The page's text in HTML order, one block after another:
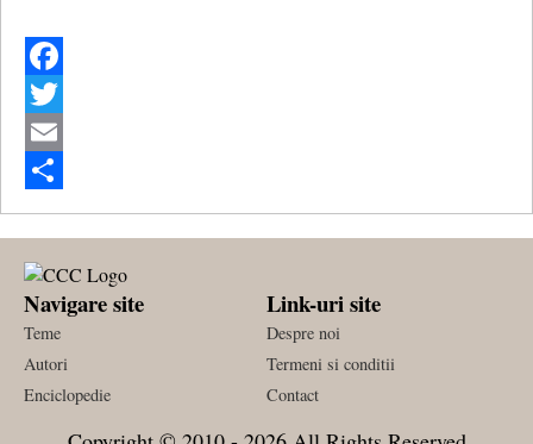
Facebook
Twitter
Email
Share
Navigare site
Teme
Autori
Enciclopedie
Link-uri site
Despre noi
Termeni si conditii
Contact